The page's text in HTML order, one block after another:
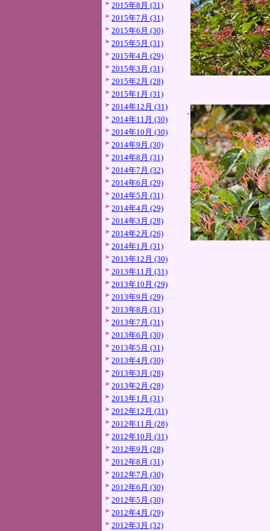
2015年8月 (31)
2015年7月 (31)
2015年6月 (30)
2015年5月 (31)
2015年4月 (29)
2015年3月 (31)
2015年2月 (28)
2015年1月 (31)
2014年12月 (31)
2014年11月 (30)
2014年10月 (30)
2014年9月 (30)
2014年8月 (31)
2014年7月 (32)
2014年6月 (29)
2014年5月 (31)
2014年4月 (29)
2014年3月 (28)
2014年2月 (26)
2014年1月 (31)
2013年12月 (30)
2013年11月 (31)
2013年10月 (29)
2013年9月 (29)
2013年8月 (31)
2013年7月 (31)
2013年6月 (30)
2013年5月 (31)
2013年4月 (30)
2013年3月 (28)
2013年2月 (28)
2013年1月 (31)
2012年12月 (31)
2012年11月 (28)
2012年10月 (31)
2012年9月 (28)
2012年8月 (31)
2012年7月 (30)
2012年6月 (30)
2012年5月 (30)
2012年4月 (29)
2012年3月 (32)